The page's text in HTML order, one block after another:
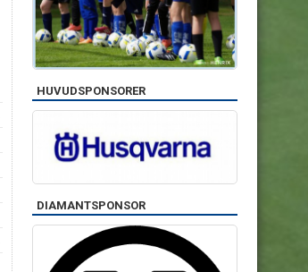
HUVUDSPONSORER
DIAMANTSPONSOR